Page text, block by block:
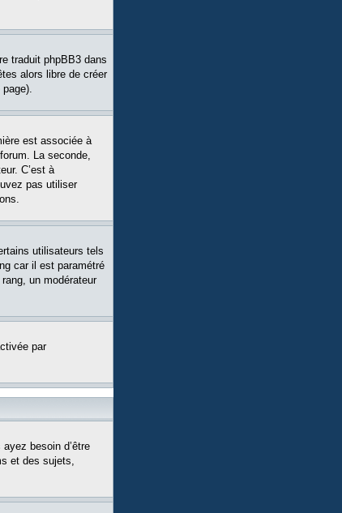
traduit phpBB3 dans
alors libre de créer
est associée à
La seconde,
C’est à
pas utiliser
utilisateurs tels
car il est paramétré
un modérateur
par
besoin d’être
et des sujets,